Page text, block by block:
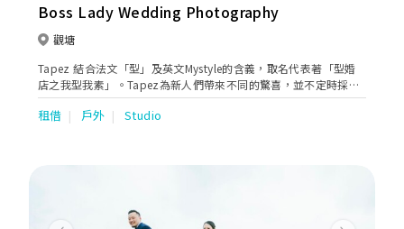
Boss Lady Wedding Photography
觀塘
Tapez 結合法文「型」及英文Mystyle的含義，取名代表著「型婚
店之我型我素」。Tapez為新人們帶來不同的驚喜，並不定時採購
/ 搜尋不同的款式，包括更型、更潮、更典雅、更華麗的婚紗、晚
裝、男禮服，令一眾準新人不論是外影或在最特別的大日子中，都
租借 戶外 Studio